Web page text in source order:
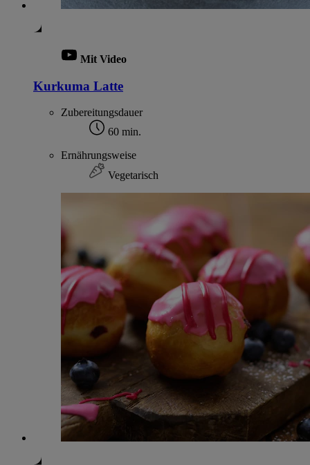
Mit Video
Kurkuma Latte
Zubereitungsdauer
60 min.
Ernährungsweise
Vegetarisch